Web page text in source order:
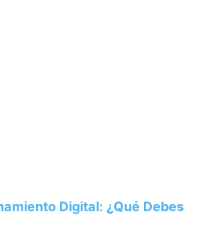
Digital: ¿Qué Debes